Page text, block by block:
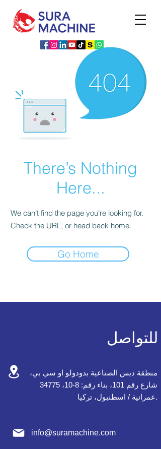
There’s Nothing
Here...
We can’t find the page you’re looking for.
Check the URL, or head back home.
Go Home
للتواصل
منطقة ديس الصناعية بدودولو او سي بي،
شارع رقم 101، بناء رقم: 8-10، 34775
عمرانية / اسطنبول، تركيا.
info@suramachine.com